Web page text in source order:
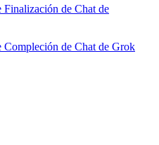
de Chat de
de Chat de Grok